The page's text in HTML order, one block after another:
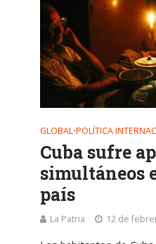
GLOBAL•POLÍTICA
Cuba sufre
simultáneos
país
La Patria 12 de